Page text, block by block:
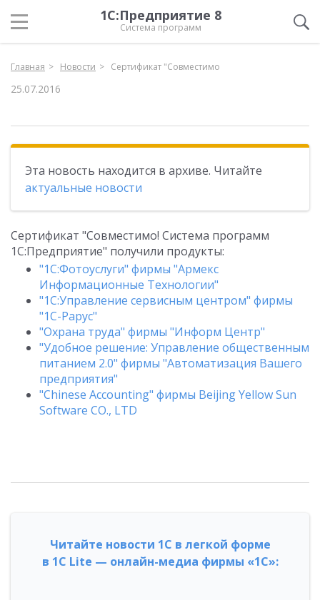
1С:Предприятие 8
Система программ
Главная Новости Сертификат "Совместимо
25.07.2016
Эта новость находится в архиве. Читайте
актуальные новости
Сертификат "Совместимо! Система программ
1С:Предприятие" получили продукты:
"1С:Фотоуслуги" фирмы "Армекс
Информационные Технологии"
"1С:Управление сервисным центром" фирмы
"1С-Рарус"
"Охрана труда" фирмы "Информ Центр"
"Удобное решение: Управление общественным
питанием 2.0" фирмы "Автоматизация Вашего
предприятия"
"Chinese Accounting" фирмы Beijing Yellow Sun
Software CO., LTD
Читайте новости 1С в легкой форме
в 1С Lite — онлайн-медиа фирмы «1С»: